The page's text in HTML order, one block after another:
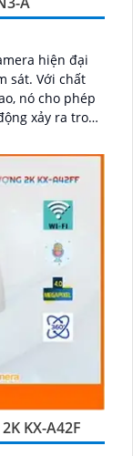
hiện đại
chất
nó cho phép
xảy ra trong
KX-A42F